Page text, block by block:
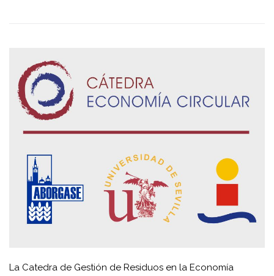
La Catedra de Gestión de Residuos en la Economía